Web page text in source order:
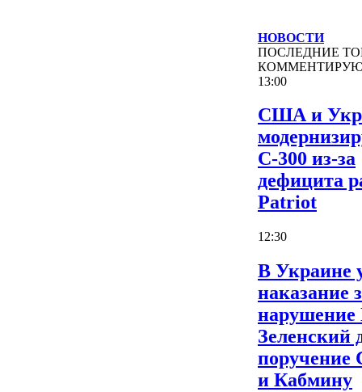
НОВОСТИ
ПОСЛЕДНИЕ
13:00
США и
С-300 из-за
дефицита
Patriot
12:30
В Украине
наказание
Зеленский
и Кабмину